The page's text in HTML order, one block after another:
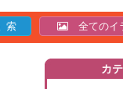
全てのイ
カ